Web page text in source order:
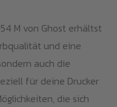
M von Ghost erhältst
und eine
auch die
für deine Drucker
die sich